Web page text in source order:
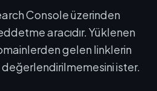
Console üzerinden
aracıdır. Yüklenen
gelen linklerin
değerlendirilmemesini ister.